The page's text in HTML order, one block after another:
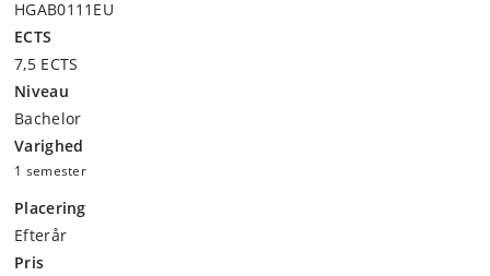
HGAB0111EU
ECTS
7,5 ECTS
Niveau
Bachelor
Varighed
1 semester
Placering
Efterår
Pris